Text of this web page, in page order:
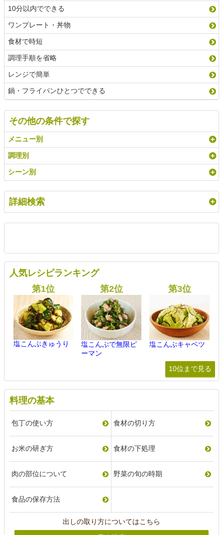
10分以内でできる
ワンプレート・丼物
食材で時短
調理手順を省略
レンジで簡単
鍋・フライパンひとつでできる
その他の条件で探す
メニュー別
調理別
シーン別
詳細検索
人気レシピランキング
塩こんぶきゅうり
塩こんぶで無限ピ
ーマン
塩こんぶキャベツ
10位まで見る
料理の基本
包丁の使い方 食材の切り方
お米の研ぎ方 食材の下処理
肉の部位について 野菜の旬の時期
食品の保存方法
出しの取り方についてはこちら